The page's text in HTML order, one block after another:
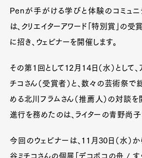
Penが手がける学びと体験のコミュニ
は、クリエイターアワード「特別賞」の
に招き、ウェビナーを開催します。
その第1回として12月14日（水）として、
チコさん（受賞者）と、数々の芸術祭で
める北川フラムさん（推薦人）の対談を
進行を務めたのは、ライターの青野尚子
今回のウェビナーは、11月30日（水）
谷ミチコさんの個展「デコボコの舟 / すく